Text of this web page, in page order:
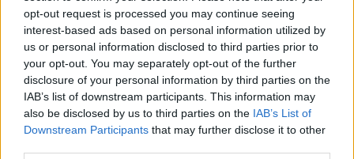
opt-out request is processed you may continue seeing
interest-based ads based on personal information utilized by
us or personal information disclosed to third parties prior to
your opt-out. You may separately opt-out of the further
disclosure of your personal information by third parties on the
IAB’s list of downstream participants. This information may
also be disclosed by us to third parties on the IAB’s List of
Downstream Participants that may further disclose it to other